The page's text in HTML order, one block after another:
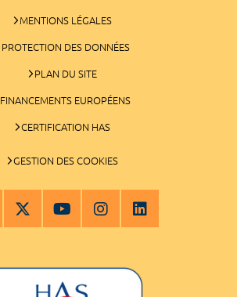
MENTIONS LÉGALES
PROTECTION DES DONNÉES
PLAN DU SITE
FINANCEMENTS EUROPÉENS
CERTIFICATION HAS
GESTION DES COOKIES